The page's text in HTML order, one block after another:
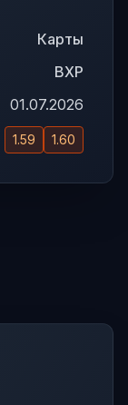
Карты
BXP
01.07.2026
1.59 1.60